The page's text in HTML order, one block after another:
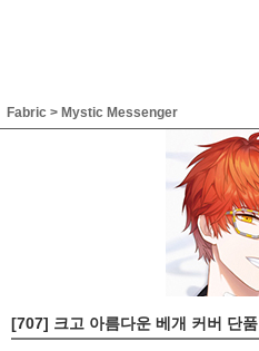
Fabric > Mystic Messenger
[707] 크고 아름다운 베개 커버 단품